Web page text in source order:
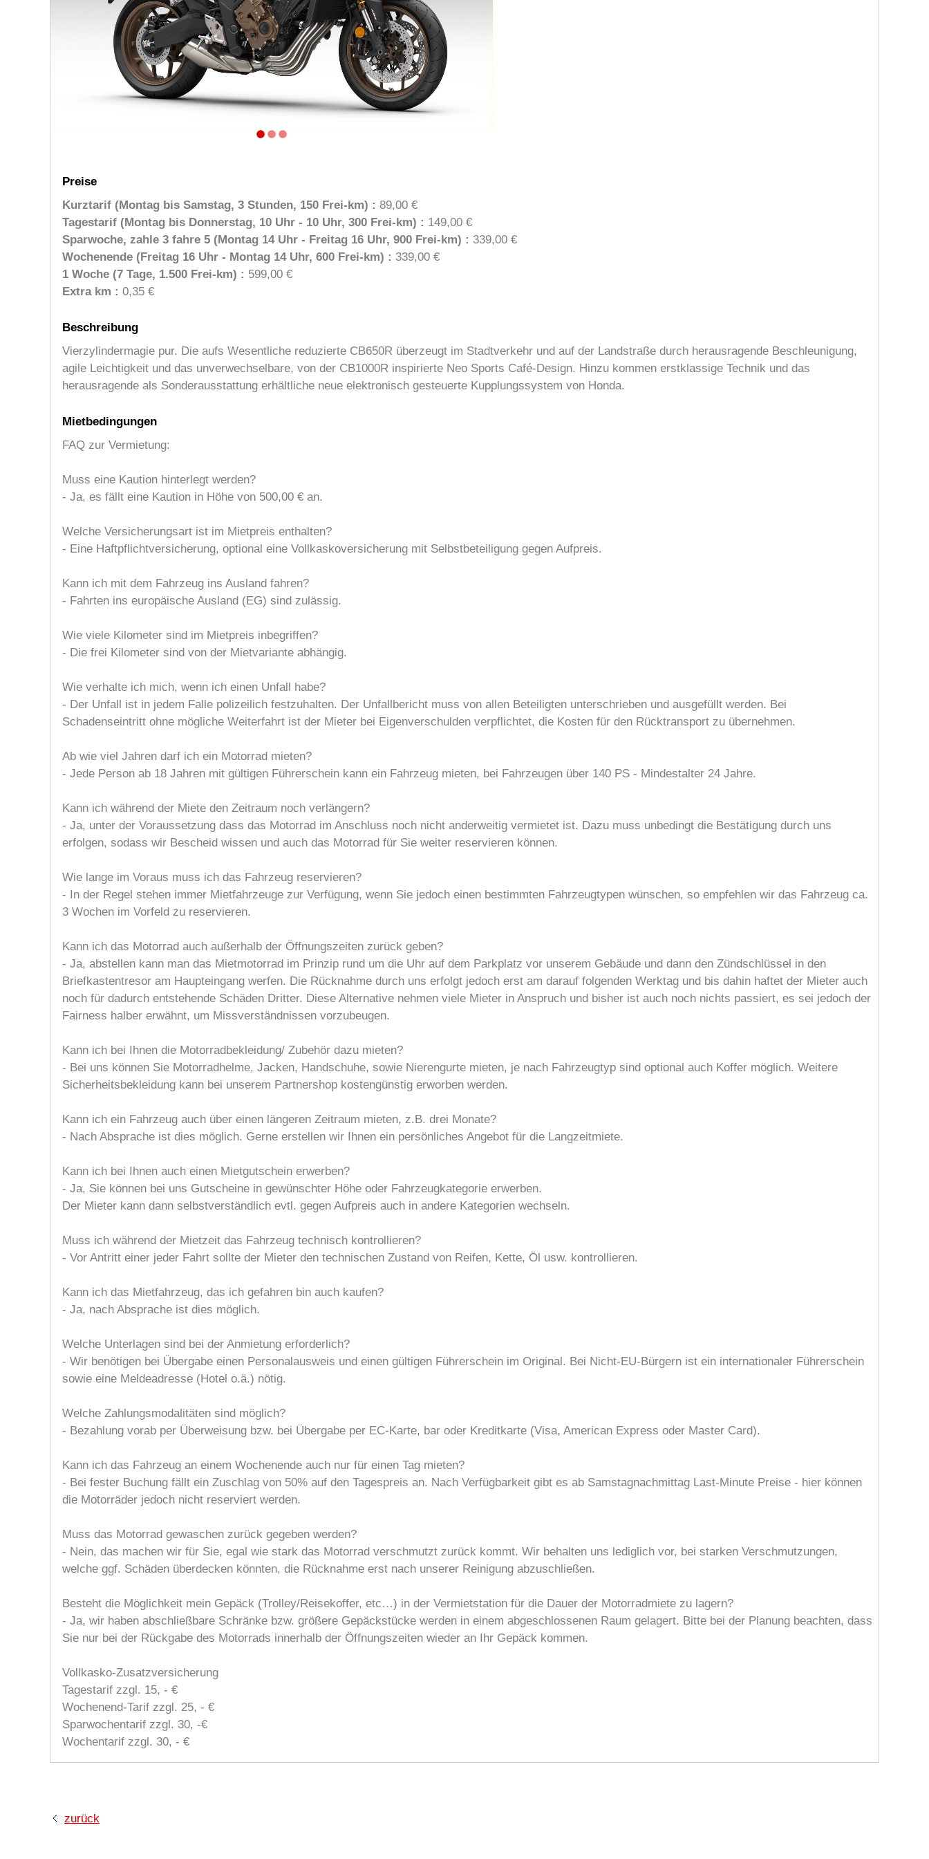
Preise
Kurztarif (Montag bis Samstag, 3 Stunden, 150 Frei-km) : 89,00 €
Tagestarif (Montag bis Donnerstag, 10 Uhr - 10 Uhr, 300 Frei-km) : 149,00 €
Sparwoche, zahle 3 fahre 5 (Montag 14 Uhr - Freitag 16 Uhr, 900 Frei-km) : 339,00 €
Wochenende (Freitag 16 Uhr - Montag 14 Uhr, 600 Frei-km) : 339,00 €
1 Woche (7 Tage, 1.500 Frei-km) : 599,00 €
Extra km : 0,35 €
Beschreibung
Vierzylindermagie pur. Die aufs Wesentliche reduzierte CB650R überzeugt im Stadtverkehr und auf der Landstraße durch herausragende Beschleunigung,
agile Leichtigkeit und das unverwechselbare, von der CB1000R inspirierte Neo Sports Café-Design. Hinzu kommen erstklassige Technik und das
herausragende als Sonderausstattung erhältliche neue elektronisch gesteuerte Kupplungssystem von Honda.
Mietbedingungen
FAQ zur Vermietung:
Muss eine Kaution hinterlegt werden?
- Ja, es fällt eine Kaution in Höhe von 500,00 € an.
Welche Versicherungsart ist im Mietpreis enthalten?
- Eine Haftpflichtversicherung, optional eine Vollkaskoversicherung mit Selbstbeteiligung gegen Aufpreis.
Kann ich mit dem Fahrzeug ins Ausland fahren?
- Fahrten ins europäische Ausland (EG) sind zulässig.
Wie viele Kilometer sind im Mietpreis inbegriffen?
- Die frei Kilometer sind von der Mietvariante abhängig.
Wie verhalte ich mich, wenn ich einen Unfall habe?
- Der Unfall ist in jedem Falle polizeilich festzuhalten. Der Unfallbericht muss von allen Beteiligten unterschrieben und ausgefüllt werden. Bei
Schadenseintritt ohne mögliche Weiterfahrt ist der Mieter bei Eigenverschulden verpflichtet, die Kosten für den Rücktransport zu übernehmen.
Ab wie viel Jahren darf ich ein Motorrad mieten?
- Jede Person ab 18 Jahren mit gültigen Führerschein kann ein Fahrzeug mieten, bei Fahrzeugen über 140 PS - Mindestalter 24 Jahre.
Kann ich während der Miete den Zeitraum noch verlängern?
- Ja, unter der Voraussetzung dass das Motorrad im Anschluss noch nicht anderweitig vermietet ist. Dazu muss unbedingt die Bestätigung durch uns
erfolgen, sodass wir Bescheid wissen und auch das Motorrad für Sie weiter reservieren können.
Wie lange im Voraus muss ich das Fahrzeug reservieren?
- In der Regel stehen immer Mietfahrzeuge zur Verfügung, wenn Sie jedoch einen bestimmten Fahrzeugtypen wünschen, so empfehlen wir das Fahrzeug ca.
3 Wochen im Vorfeld zu reservieren.
Kann ich das Motorrad auch außerhalb der Öffnungszeiten zurück geben?
- Ja, abstellen kann man das Mietmotorrad im Prinzip rund um die Uhr auf dem Parkplatz vor unserem Gebäude und dann den Zündschlüssel in den
Briefkastentresor am Haupteingang werfen. Die Rücknahme durch uns erfolgt jedoch erst am darauf folgenden Werktag und bis dahin haftet der Mieter auch
noch für dadurch entstehende Schäden Dritter. Diese Alternative nehmen viele Mieter in Anspruch und bisher ist auch noch nichts passiert, es sei jedoch der
Fairness halber erwähnt, um Missverständnissen vorzubeugen.
Kann ich bei Ihnen die Motorradbekleidung/ Zubehör dazu mieten?
- Bei uns können Sie Motorradhelme, Jacken, Handschuhe, sowie Nierengurte mieten, je nach Fahrzeugtyp sind optional auch Koffer möglich. Weitere
Sicherheitsbekleidung kann bei unserem Partnershop kostengünstig erworben werden.
Kann ich ein Fahrzeug auch über einen längeren Zeitraum mieten, z.B. drei Monate?
- Nach Absprache ist dies möglich. Gerne erstellen wir Ihnen ein persönliches Angebot für die Langzeitmiete.
Kann ich bei Ihnen auch einen Mietgutschein erwerben?
- Ja, Sie können bei uns Gutscheine in gewünschter Höhe oder Fahrzeugkategorie erwerben.
Der Mieter kann dann selbstverständlich evtl. gegen Aufpreis auch in andere Kategorien wechseln.
Muss ich während der Mietzeit das Fahrzeug technisch kontrollieren?
- Vor Antritt einer jeder Fahrt sollte der Mieter den technischen Zustand von Reifen, Kette, Öl usw. kontrollieren.
Kann ich das Mietfahrzeug, das ich gefahren bin auch kaufen?
- Ja, nach Absprache ist dies möglich.
Welche Unterlagen sind bei der Anmietung erforderlich?
- Wir benötigen bei Übergabe einen Personalausweis und einen gültigen Führerschein im Original. Bei Nicht-EU-Bürgern ist ein internationaler Führerschein
sowie eine Meldeadresse (Hotel o.ä.) nötig.
Welche Zahlungsmodalitäten sind möglich?
- Bezahlung vorab per Überweisung bzw. bei Übergabe per EC-Karte, bar oder Kreditkarte (Visa, American Express oder Master Card).
Kann ich das Fahrzeug an einem Wochenende auch nur für einen Tag mieten?
- Bei fester Buchung fällt ein Zuschlag von 50% auf den Tagespreis an. Nach Verfügbarkeit gibt es ab Samstagnachmittag Last-Minute Preise - hier können
die Motorräder jedoch nicht reserviert werden.
Muss das Motorrad gewaschen zurück gegeben werden?
- Nein, das machen wir für Sie, egal wie stark das Motorrad verschmutzt zurück kommt. Wir behalten uns lediglich vor, bei starken Verschmutzungen,
welche ggf. Schäden überdecken könnten, die Rücknahme erst nach unserer Reinigung abzuschließen.
Besteht die Möglichkeit mein Gepäck (Trolley/Reisekoffer, etc…) in der Vermietstation für die Dauer der Motorradmiete zu lagern?
- Ja, wir haben abschließbare Schränke bzw. größere Gepäckstücke werden in einem abgeschlossenen Raum gelagert. Bitte bei der Planung beachten, dass
Sie nur bei der Rückgabe des Motorrads innerhalb der Öffnungszeiten wieder an Ihr Gepäck kommen.
Vollkasko-Zusatzversicherung
Tagestarif zzgl. 15, - €
Wochenend-Tarif zzgl. 25, - €
Sparwochentarif zzgl. 30, -€
Wochentarif zzgl. 30, - €
zurück